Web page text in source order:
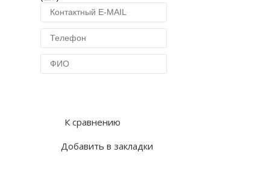
К сравнению
Добавить в закладки